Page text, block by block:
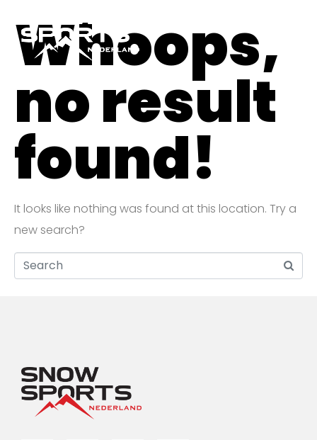
Whoops,
no result
found!
It looks like nothing was found at this location. Try a
new search?